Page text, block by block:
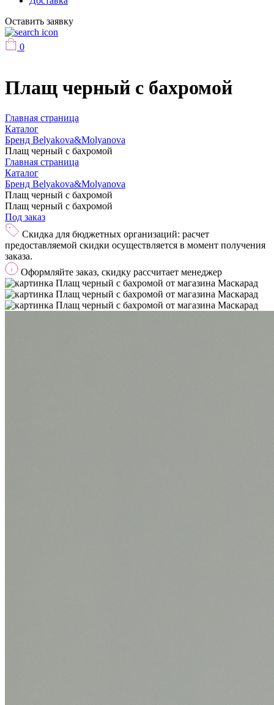
Оставить заявку
0
Плащ черный с бахромой
Главная страница
Каталог
Бренд Belyakova&Molyanova
Плащ черный с бахромой
Главная страница
Каталог
Бренд Belyakova&Molyanova
Плащ черный с бахромой
Плащ черный с бахромой
Под заказ
Скидка для бюджетных организаций: расчет
предоставляемой скидки осуществляется в момент получения
заказа.
Оформляйте заказ, скидку рассчитает менеджер